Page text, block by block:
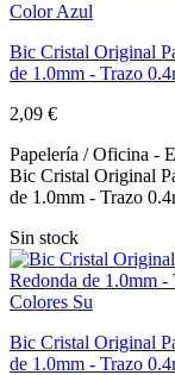
Bic Cristal Original
de 1.0mm - Trazo
2,09 €
Papelería / Oficina -
Bic Cristal Original
de 1.0mm - Trazo
Sin stock
Bic Cristal Original
de 1.0mm - Trazo